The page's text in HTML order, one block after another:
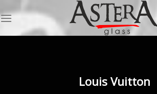
to
content
Louis Vuitton